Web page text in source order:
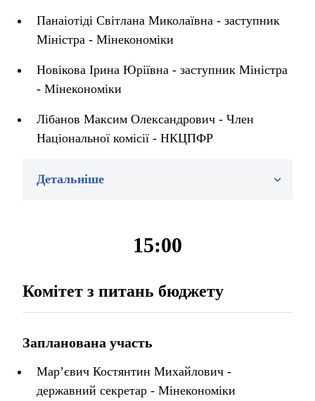
Панаіотіді Світлана Миколаївна - заступник
Міністра - Мінекономіки
Новікова Ірина Юріївна - заступник Міністра
- Мінекономіки
Лібанов Максим Олександрович - Член
Національної комісії - НКЦПФР
Детальніше
15:00
Комітет з питань бюджету
Запланована участь
Мар’євич Костянтин Михайлович -
державний секретар - Мінекономіки